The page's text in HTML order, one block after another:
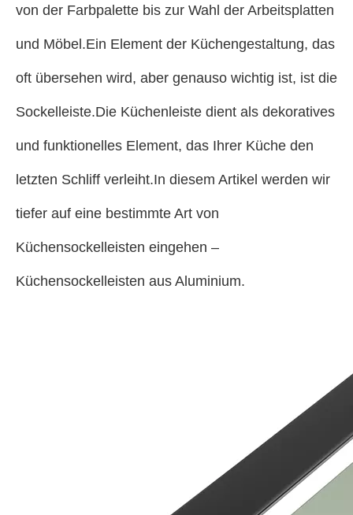
von der Farbpalette bis zur Wahl der Arbeitsplatten
und Möbel.Ein Element der Küchengestaltung, das
oft übersehen wird, aber genauso wichtig ist, ist die
Sockelleiste.Die Küchenleiste dient als dekoratives
und funktionelles Element, das Ihrer Küche den
letzten Schliff verleiht.In diesem Artikel werden wir
tiefer auf eine bestimmte Art von
Küchensockelleisten eingehen –
Küchensockelleisten aus Aluminium.